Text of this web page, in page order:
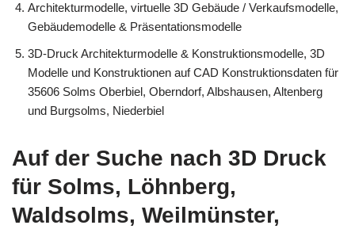
Architekturmodelle, virtuelle 3D Gebäude / Verkaufsmodelle,
Gebäudemodelle & Präsentationsmodelle
3D-Druck Architekturmodelle & Konstruktionsmodelle, 3D
Modelle und Konstruktionen auf CAD Konstruktionsdaten für
35606 Solms Oberbiel, Oberndorf, Albshausen, Altenberg
und Burgsolms, Niederbiel
Auf der Suche nach 3D Druck
für Solms, Löhnberg,
Waldsolms, Weilmünster,